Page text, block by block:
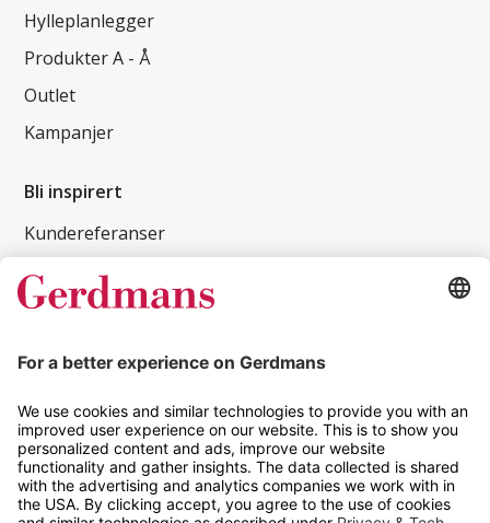
Hylleplanlegger
Produkter A - Å
Outlet
Kampanjer
Bli inspirert
Kundereferanser
Magasin
Tips og guider
Kontakt
info@gerdmans.no
67 80 56 20
Åpningstid